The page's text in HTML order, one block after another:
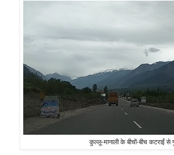
कुल्लू-मानाली के बीचों-बीच कटराईं